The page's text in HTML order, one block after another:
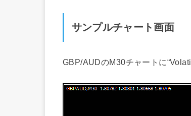
サンプルチャート画面
GBP/AUDのM30チャートに